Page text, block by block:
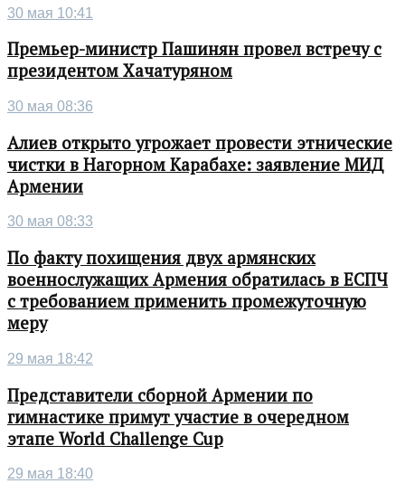
30 мая 10:41
Премьер-министр Пашинян провел встречу с
президентом Хачатуряном
30 мая 08:36
Алиев открыто угрожает провести этнические
чистки в Нагорном Карабахе: заявление МИД
Армении
30 мая 08:33
По факту похищения двух армянских
военнослужащих Армения обратилась в ЕСПЧ
с требованием применить промежуточную
меру
29 мая 18:42
Представители сборной Армении по
гимнастике примут участие в очередном
этапе World Challenge Cup
29 мая 18:40